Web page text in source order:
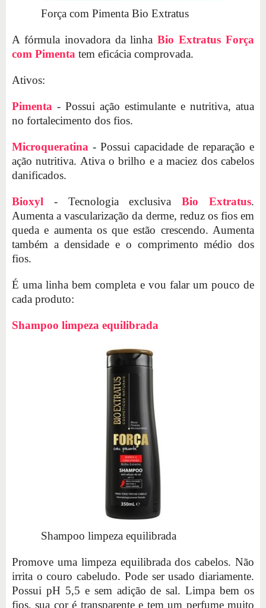
Força com Pimenta Bio Extratus
A fórmula inovadora da linhaBio Extratus Força
com Pimenta tem eficácia comprovada.
Ativos:
Pimenta - Possui ação estimulante e nutritiva, atua
no fortalecimento dos fios.
Microqueratina - Possui capacidade de reparação e
ação nutritiva. Ativa o brilho e a maciez dos cabelos
danificados.
Bioxyl - Tecnologia exclusivaBio Extratus.
Aumenta a vascularização da derme, reduz os fios em
queda e aumenta os que estão crescendo. Aumenta
também a densidade e o comprimento médio dos
fios.
É uma linha bem completa e vou falar um pouco de
cada produto:
Shampoo limpeza equilibrada
Shampoo limpeza equilibrada
Promove uma limpeza equilibrada dos cabelos. Não
irrita o couro cabeludo. Pode ser usado diariamente.
Possui pH 5,5 e sem adição de sal. Limpa bem os
fios, sua cor é transparente e tem um perfume muito